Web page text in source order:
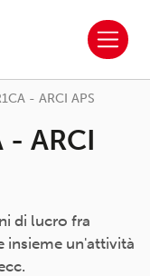
- ARCI APS
- ARCI
di lucro fra
insieme un'attività